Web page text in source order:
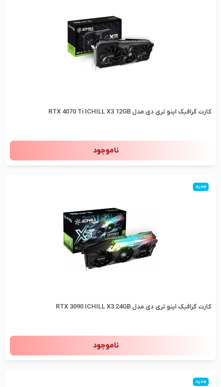
کارت گرافیک اینو تری دی مدل RTX 4070 Ti ICHILL X3 12GB
ناموجود
جدید
کارت گرافیک اینو تری دی مدل RTX 3090 ICHILL X3 24GB
ناموجود
جدید